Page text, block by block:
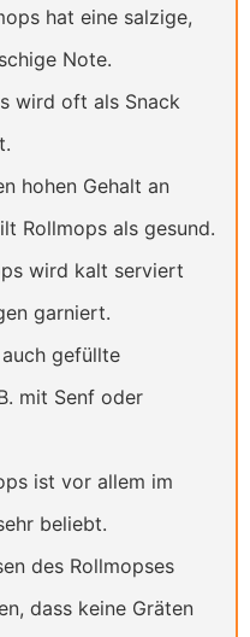
hat eine salzige,
Note.
wird oft als Snack
hohen Gehalt an
Rollmops als gesund.
wird kalt serviert
garniert.
gefüllte
mit Senf oder
ist vor allem im
beliebt.
des Rollmopses
dass keine Gräten